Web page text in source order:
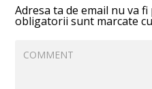
Adresa ta de email nu va fi
obligatorii sunt marcate